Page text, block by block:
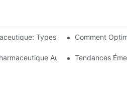
Types Et Fonctions
Comment
Au Cours De La
Tendances